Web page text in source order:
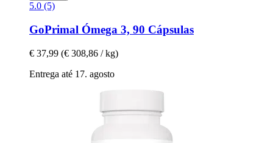
5.0 (5)
GoPrimal Ómega 3, 90 Cápsulas
€ 37,99 (€ 308,86 / kg)
Entrega até 17. agosto